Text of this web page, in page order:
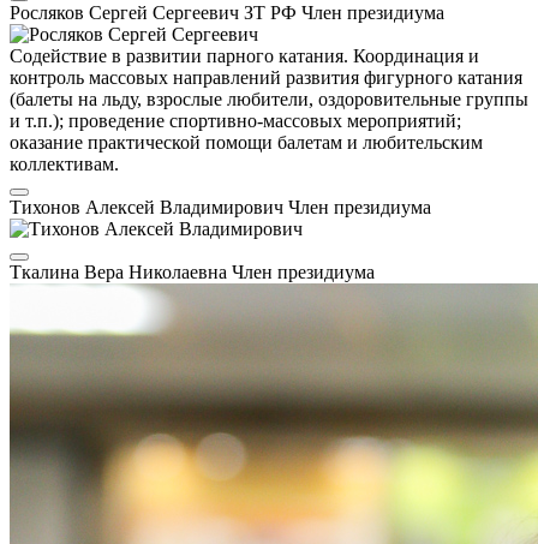
Росляков Сергей Сергеевич ЗТ РФ Член президиума
Содействие в развитии парного катания. Координация и
контроль массовых направлений развития фигурного катания
(балеты на льду, взрослые любители, оздоровительные группы
и т.п.); проведение спортивно-массовых мероприятий;
оказание практической помощи балетам и любительским
коллективам.
Тихонов Алексей Владимирович Член президиума
Ткалина Вера Николаевна Член президиума